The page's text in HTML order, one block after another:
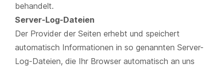
behandelt.
Server-Log-Dateien
Der Provider der Seiten erhebt und speichert
automatisch Informationen in so genannten Server-
Log-Dateien, die Ihr Browser automatisch an uns